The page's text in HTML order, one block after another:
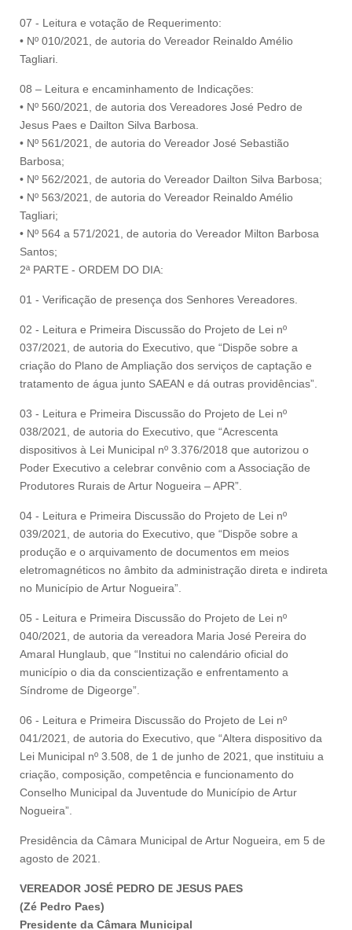
07 - Leitura e votação de Requerimento:
• Nº 010/2021, de autoria do Vereador Reinaldo Amélio
Tagliari.
08 – Leitura e encaminhamento de Indicações:
• Nº 560/2021, de autoria dos Vereadores José Pedro de
Jesus Paes e Dailton Silva Barbosa.
• Nº 561/2021, de autoria do Vereador José Sebastião
Barbosa;
• Nº 562/2021, de autoria do Vereador Dailton Silva Barbosa;
• Nº 563/2021, de autoria do Vereador Reinaldo Amélio
Tagliari;
• Nº 564 a 571/2021, de autoria do Vereador Milton Barbosa
Santos;
2ª PARTE - ORDEM DO DIA:
01 - Verificação de presença dos Senhores Vereadores.
02 - Leitura e Primeira Discussão do Projeto de Lei nº
037/2021, de autoria do Executivo, que “Dispõe sobre a
criação do Plano de Ampliação dos serviços de captação e
tratamento de água junto SAEAN e dá outras providências”.
03 - Leitura e Primeira Discussão do Projeto de Lei nº
038/2021, de autoria do Executivo, que “Acrescenta
dispositivos à Lei Municipal nº 3.376/2018 que autorizou o
Poder Executivo a celebrar convênio com a Associação de
Produtores Rurais de Artur Nogueira – APR”.
04 - Leitura e Primeira Discussão do Projeto de Lei nº
039/2021, de autoria do Executivo, que “Dispõe sobre a
produção e o arquivamento de documentos em meios
eletromagnéticos no âmbito da administração direta e indireta
no Município de Artur Nogueira”.
05 - Leitura e Primeira Discussão do Projeto de Lei nº
040/2021, de autoria da vereadora Maria José Pereira do
Amaral Hunglaub, que “Institui no calendário oficial do
município o dia da conscientização e enfrentamento a
Síndrome de Digeorge”.
06 - Leitura e Primeira Discussão do Projeto de Lei nº
041/2021, de autoria do Executivo, que “Altera dispositivo da
Lei Municipal nº 3.508, de 1 de junho de 2021, que instituiu a
criação, composição, competência e funcionamento do
Conselho Municipal da Juventude do Município de Artur
Nogueira”.
Presidência da Câmara Municipal de Artur Nogueira, em 5 de
agosto de 2021.
VEREADOR JOSÉ PEDRO DE JESUS PAES
(Zé Pedro Paes)
Presidente da Câmara Municipal